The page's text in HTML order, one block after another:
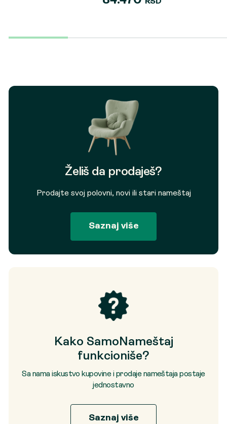
Želiš da prodaješ?
Prodajte svoj polovni, novi ili stari nameštaj
Saznaj više
Kako SamoNameštaj
funkcioniše?
Sa nama iskustvo kupovine i prodaje nameštaja postaje
jednostavno
Saznaj više